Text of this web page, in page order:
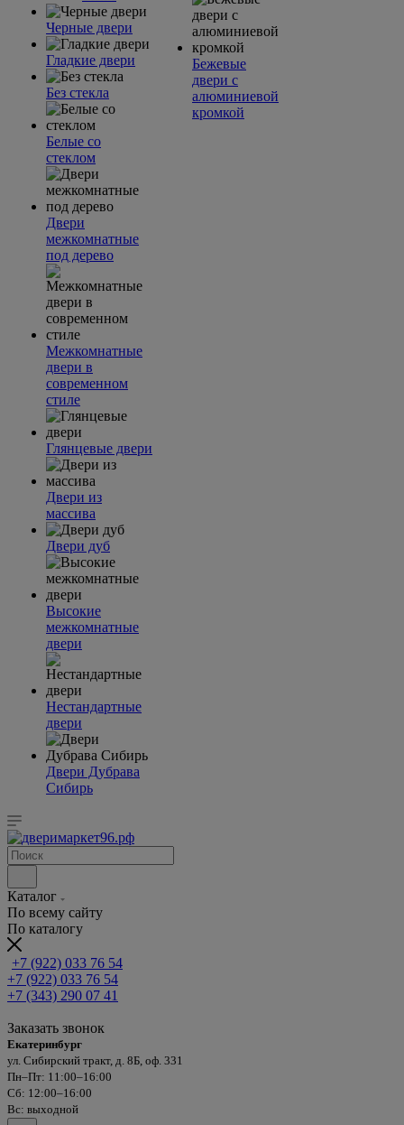
Черные двери
Гладкие двери
Без стекла
Белые со
стеклом
Двери
межкомнатные
под дерево
Межкомнатные
двери в
современном
стиле
Глянцевые двери
Двери из
массива
Двери дуб
Высокие
межкомнатные
двери
Нестандартные
двери
Двери Дубрава
Сибирь
Бежевые
двери с
алюминиевой
кромкой
Каталог
По всему сайту
По каталогу
+7 (922) 033 76 54
+7 (922) 033 76 54
+7 (343) 290 07 41
Заказать звонок
Екатеринбург
ул. Сибирский тракт, д. 8Б, оф. 331
Пн–Пт: 11:00–16:00
Сб: 12:00–16:00
Вс: выходной